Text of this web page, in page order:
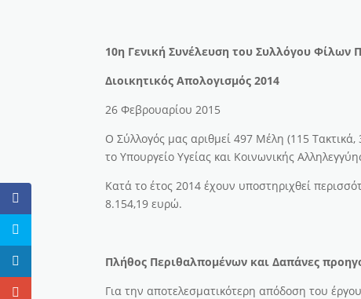
10η Γενική Συνέλευση του Συλλόγου
Διοικητικός Απολογισμός 2014
26 Φεβρουαρίου 2015
Ο Σύλλογός μας αριθμεί 497 Μέλη (115 Τακτικά,
το Υπουργείο Υγείας και Κοινωνικής
Κατά το έτος 2014 έχουν υποστηριχθεί
8.154,19 ευρώ.
Πλήθος Περιθαλπομένων και Δαπάνες
Για την αποτελεσματικότερη απόδοση του